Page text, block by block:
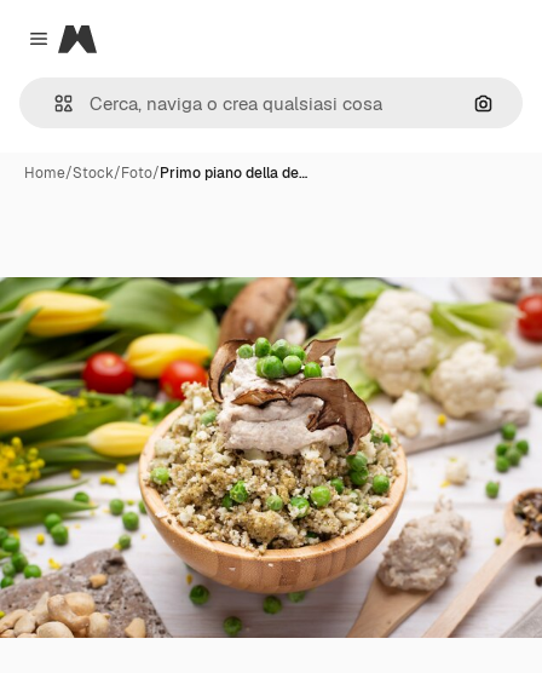
Close menu
Magnific
Cerca
Home/Stock/Foto/Primo piano della de…